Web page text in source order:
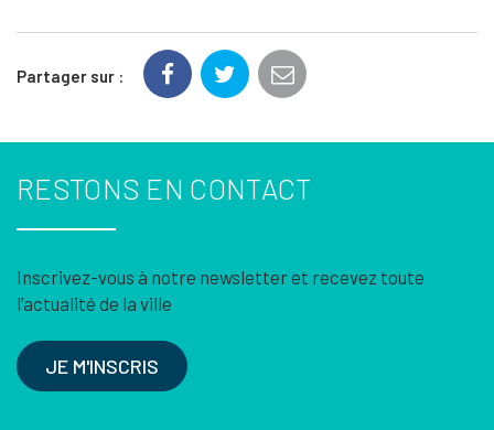
Partager sur :
RESTONS EN CONTACT
Inscrivez-vous à notre newsletter et recevez toute
l’actualité de la ville
JE M'INSCRIS